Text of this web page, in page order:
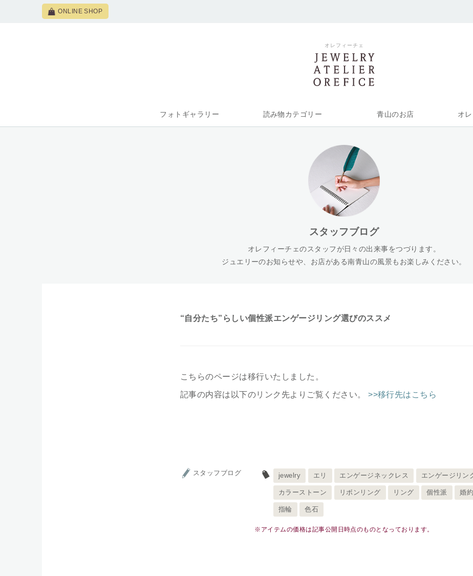
ONLINE SHOP
オレフィーチェ
フォトギャラリー 読み物カテゴリー 青山のお店 オ
スタッフブログ
オレフィーチェのスタッフが日々の出来事をつづります。
ジュエリーのお知らせや、お店がある南青山の風景もお楽しみください。
“自分たち”らしい個性派エンゲージリング選びのススメ
こちらのページは移行いたしました。
記事の内容は以下のリンク先よりご覧ください。 >>移行先はこちら
スタッフブログ jewelry エリ エンゲージネックレス エンゲージリン
カラーストーン リボンリング リング 個性派 婚
指輪 色石
※アイテムの価格は記事公開日時点のものとなっております。